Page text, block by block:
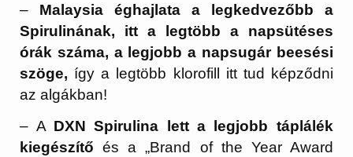
– Malaysia éghajlata a legkedvezőbb a
Spirulinának, itt a legtöbb a napsütéses
órák száma, a legjobb a napsugár beesési
szöge, így a legtöbb klorofill itt tud képződni
az algákban!
– A DXN Spirulina lett a legjobb táplálék
kiegészítő és a „Brand of the Year Award